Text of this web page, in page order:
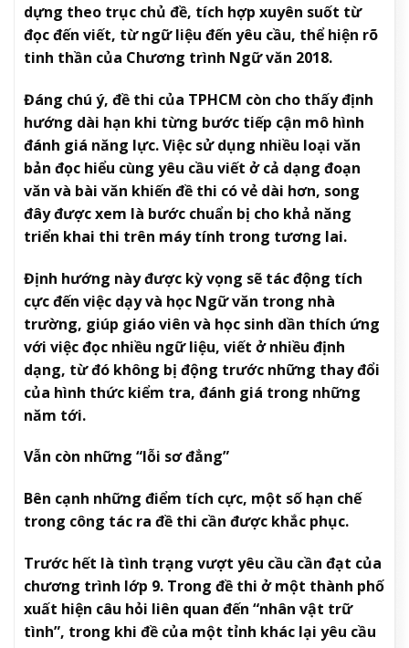
dựng theo trục chủ đề, tích hợp xuyên suốt từ
đọc đến viết, từ ngữ liệu đến yêu cầu, thể hiện rõ
tinh thần của Chương trình Ngữ văn 2018.
Đáng chú ý, đề thi của TPHCM còn cho thấy định
hướng dài hạn khi từng bước tiếp cận mô hình
đánh giá năng lực. Việc sử dụng nhiều loại văn
bản đọc hiểu cùng yêu cầu viết ở cả dạng đoạn
văn và bài văn khiến đề thi có vẻ dài hơn, song
đây được xem là bước chuẩn bị cho khả năng
triển khai thi trên máy tính trong tương lai.
Định hướng này được kỳ vọng sẽ tác động tích
cực đến việc dạy và học Ngữ văn trong nhà
trường, giúp giáo viên và học sinh dần thích ứng
với việc đọc nhiều ngữ liệu, viết ở nhiều định
dạng, từ đó không bị động trước những thay đổi
của hình thức kiểm tra, đánh giá trong những
năm tới.
Vẫn còn những “lỗi sơ đẳng”
Bên cạnh những điểm tích cực, một số hạn chế
trong công tác ra đề thi cần được khắc phục.
Trước hết là tình trạng vượt yêu cầu cần đạt của
chương trình lớp 9. Trong đề thi ở một thành phố
xuất hiện câu hỏi liên quan đến “nhân vật trữ
tình”, trong khi đề của một tỉnh khác lại yêu cầu